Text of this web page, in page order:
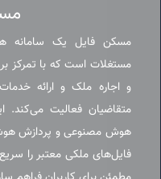
مسکن فایل یک سامانه
مستغلات است که با تمرکز
و اجاره ملک و ارائه
متقاضیان فعالیت می‌کند.
هوش مصنوعی و پردازش
فایل‌های ملکی معتبر را